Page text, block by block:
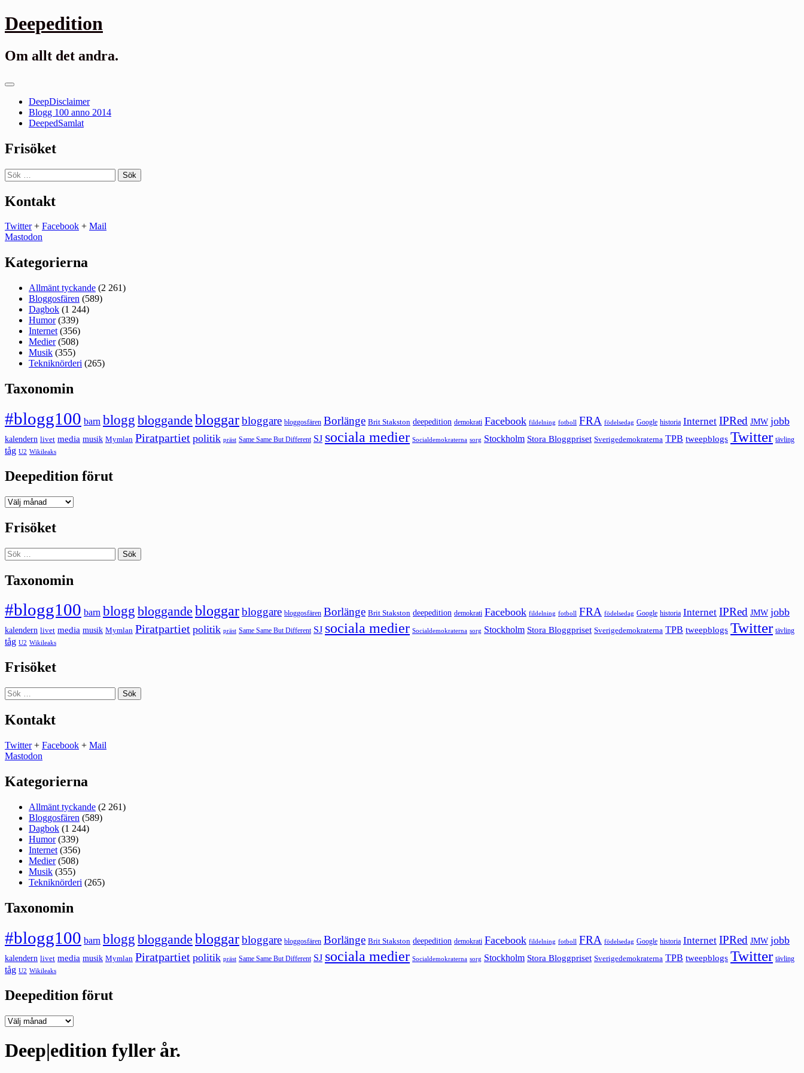
Gå
till
Deepedition
Om allt det andra.
Primär
DeepDisclaimer
Blogg 100 anno 2014
DeepedSamlat
Frisöket
Sök
efter:
Kontakt
Twitter+ Facebook + Mail
Mastodon
Kategorierna
Allmänt tyckande (2 261)
Bloggosfären (589)
Dagbok (1 244)
Humor(339)
Internet (356)
Medier(508)
Musik (355)
Tekniknörderi (265)
Taxonomin
#blogg100 barn blogg bloggande bloggarbloggare bloggosfären Borlänge Brit Stakston deepedition demokrati Facebook fildelning fotboll FRA födelsedag Google historia Internet IPRed JMW jobb
kalendern livet media musik Mymlan Piratpartiet politik präst Same Same But Different SJ sociala medier Socialdemokraterna sorg Stockholm Stora Bloggpriset Sverigedemokraterna TPB tweepblogs Twitter tävling
tåg U2 Wikileaks
Deepedition förut
Deepedition
Frisöket
Sök
efter:
Taxonomin
#blogg100 barn blogg bloggande bloggarbloggare bloggosfären Borlänge Brit Stakston deepedition demokrati Facebook fildelning fotboll FRA födelsedag Google historia Internet IPRed JMW jobb
kalendern livet media musik Mymlan Piratpartiet politik präst Same Same But Different SJ sociala medier Socialdemokraterna sorg Stockholm Stora Bloggpriset Sverigedemokraterna TPB tweepblogs Twitter tävling
tåg U2 Wikileaks
Frisöket
Sök
efter:
Kontakt
Twitter+ Facebook + Mail
Mastodon
Kategorierna
Allmänt tyckande (2 261)
Bloggosfären (589)
Dagbok (1 244)
Humor(339)
Internet (356)
Medier(508)
Musik (355)
Tekniknörderi (265)
Taxonomin
#blogg100 barn blogg bloggande bloggarbloggare bloggosfären Borlänge Brit Stakston deepedition demokrati Facebook fildelning fotboll FRA födelsedag Google historia Internet IPRed JMW jobb
kalendern livet media musik Mymlan Piratpartiet politik präst Same Same But Different SJ sociala medier Socialdemokraterna sorg Stockholm Stora Bloggpriset Sverigedemokraterna TPB tweepblogs Twitter tävling
tåg U2 Wikileaks
Deepedition förut
Deepedition
Deep|edition fyller år.